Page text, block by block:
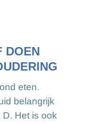
DOEN
eten.
belangrijk
Het is ook